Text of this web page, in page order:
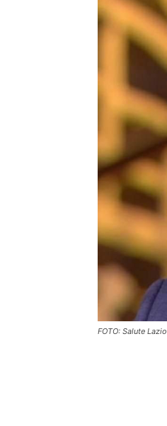
FOTO: Salute Lazio